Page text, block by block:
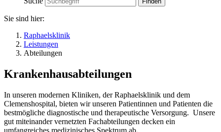
Sie sind hier:
Raphaelsklinik
Leistungen
Abteilungen
Krankenhausabteilungen
In unseren modernen Kliniken, der Raphaelsklinik und dem
Clemenshospital, bieten wir unseren Patientinnen und Patienten die
bestmögliche diagnostische und therapeutische Versorgung. Unsere
gut miteinander vernetzten Fachabteilungen decken ein
umfangreiches medizinisches Spektrum ab.